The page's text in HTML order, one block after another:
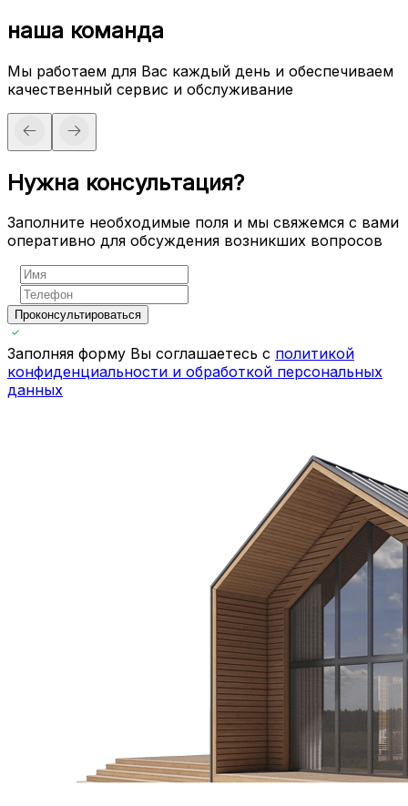
наша команда
Мы работаем для Вас каждый день и обеспечиваем
качественный сервис и обслуживание
Нужна консультация?
Заполните необходимые поля и мы свяжемся с вами
оперативно для обсуждения возникших вопросов
Проконсультироваться
Заполняя форму Вы соглашаетесь с политикой
конфиденциальности и обработкой персональных
данных